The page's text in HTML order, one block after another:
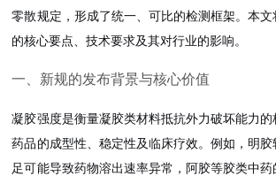
零散规定，形成了统一、可比的检测框架。本
的核心要点、技术要求及其对行业的影响。
一、新规的发布背景与核心价值
凝胶强度是衡量凝胶类材料抵抗外力破坏能力
药品的成型性、稳定性及临床疗效。例如，明
足可能导致药物溶出速率异常，阿胶等胶类中